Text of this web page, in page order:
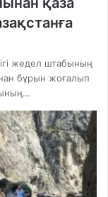
жедел штабының
бұрын жоғалып